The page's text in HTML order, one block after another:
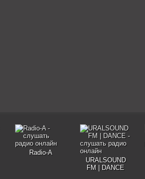
Radio-A
URALSOUND
FM | DANCE